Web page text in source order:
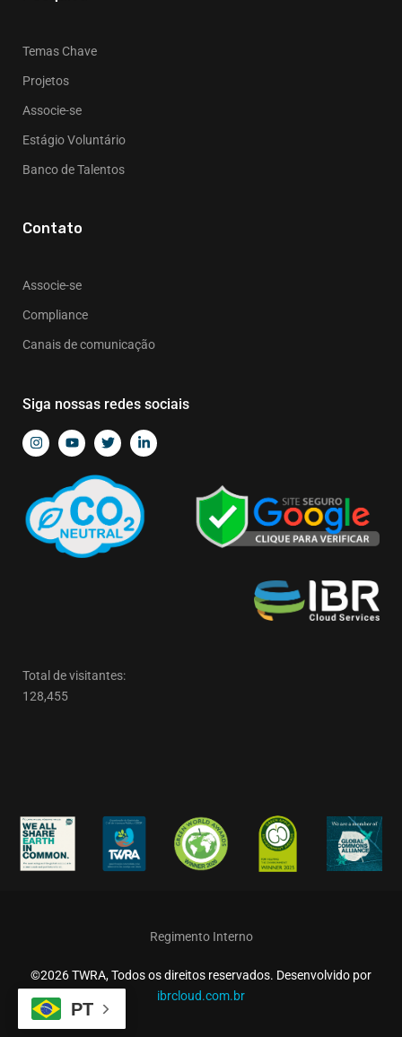
Temas Chave
Projetos
Associe-se
Estágio Voluntário
Banco de Talentos
Contato
Associe-se
Compliance
Canais de comunicação
Siga nossas redes sociais
Total de visitantes:
128,455
Regimento Interno
©2026 TWRA, Todos os direitos reservados. Desenvolvido por
ibrcloud.com.br
PT